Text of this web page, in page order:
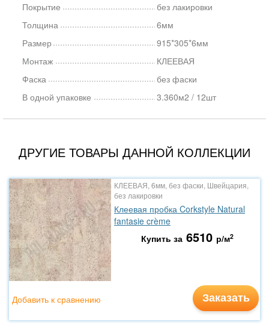
Покрытие
без лакировки
Толщина
6мм
Размер
915*305*6мм
Монтаж
КЛЕЕВАЯ
Фаска
без фаски
В одной упаковке
3.360м2 / 12шт
ДРУГИЕ ТОВАРЫ ДАННОЙ КОЛЛЕКЦИИ
КЛЕЕВАЯ, 6мм, без фаски, Швейцария,
без лакировки
Клеевая пробка Corkstyle Natural
fantasie crème
Купить за 6510 р/м2
Заказать
Добавить к сравнению